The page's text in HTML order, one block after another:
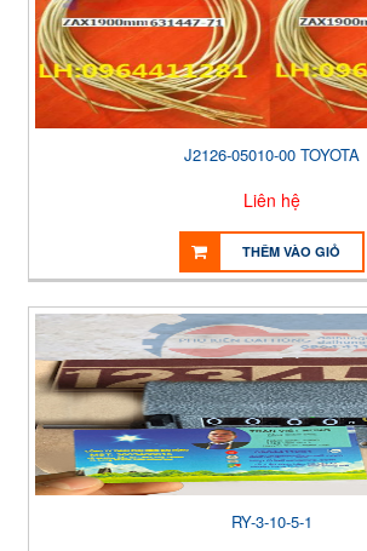
J2126-05010-00 TOYOTA
Liên hệ
THÊM VÀO GIỎ
RY-3-10-5-1